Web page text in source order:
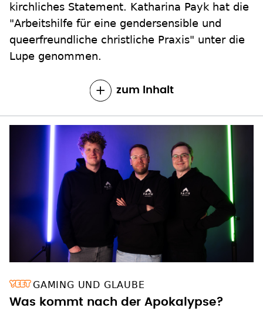
kirchliches Statement. Katharina Payk hat die
"Arbeitshilfe für eine gendersensible und
queerfreundliche christliche Praxis" unter die
Lupe genommen.
zum Inhalt
GAMING UND GLAUBE
Was kommt nach der Apokalypse?